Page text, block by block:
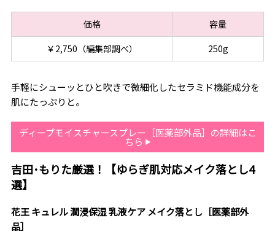
価格
容量
￥2,750（編集部調べ）
250g
手軽にシューッとひと吹きで微細化したセラミド機能成分を
肌にたっぷりと。
ディープモイスチャースプレー［医薬部外品］の詳細はこ
ちら
吉田･もりた厳選！【ゆらぎ肌対応メイク落とし4
選】
花王 キュレル 潤浸保湿 乳液ケア メイク落とし［医薬部外
品］